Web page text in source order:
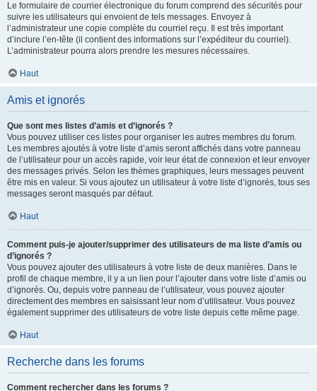
Le formulaire de courrier électronique du forum comprend des sécurités pour
suivre les utilisateurs qui envoient de tels messages. Envoyez à
l’administrateur une copie complète du courriel reçu. Il est très important
d’inclure l’en-tête (il contient des informations sur l’expéditeur du courriel).
L’administrateur pourra alors prendre les mesures nécessaires.
Haut
Amis et ignorés
Que sont mes listes d’amis et d’ignorés ?
Vous pouvez utiliser ces listes pour organiser les autres membres du forum.
Les membres ajoutés à votre liste d’amis seront affichés dans votre panneau
de l’utilisateur pour un accès rapide, voir leur état de connexion et leur envoyer
des messages privés. Selon les thèmes graphiques, leurs messages peuvent
être mis en valeur. Si vous ajoutez un utilisateur à votre liste d’ignorés, tous ses
messages seront masqués par défaut.
Haut
Comment puis-je ajouter/supprimer des utilisateurs de ma liste d’amis ou
d’ignorés ?
Vous pouvez ajouter des utilisateurs à votre liste de deux manières. Dans le
profil de chaque membre, il y a un lien pour l’ajouter dans votre liste d’amis ou
d’ignorés. Ou, depuis votre panneau de l’utilisateur, vous pouvez ajouter
directement des membres en saisissant leur nom d’utilisateur. Vous pouvez
également supprimer des utilisateurs de votre liste depuis cette même page.
Haut
Recherche dans les forums
Comment rechercher dans les forums ?